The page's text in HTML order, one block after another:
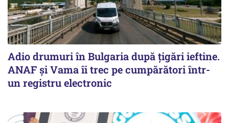
Adio drumuri în Bulgaria după țigări ieftine.
ANAF și Vama îi trec pe cumpărători într-
un registru electronic